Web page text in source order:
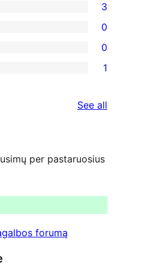
3
0
0
1
See all
per pastaruosius
forumą